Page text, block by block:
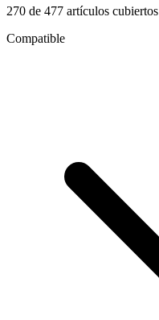
270 de 477 artículos cubiertos
Compatible